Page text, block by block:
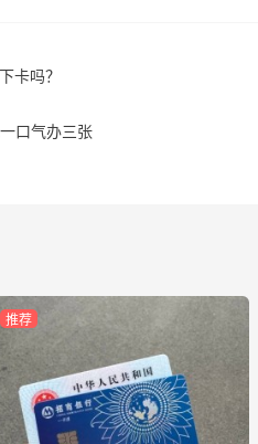
卡吗？
口气办三张
推荐
么时候
黑五